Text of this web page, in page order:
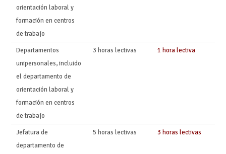
orientación laboral y
formación en centros
de trabajo
Departamentos
unipersonales, incluido
el departamento de
orientación laboral y
formación en centros
de trabajo
3 horas lectivas 1 hora lectiva
Jefatura de
departamento de
5 horas lectivas 3 horas lectivas